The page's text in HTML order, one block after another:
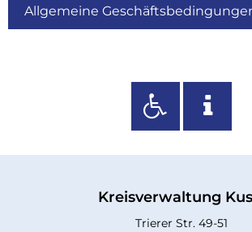
Allgemeine
Kreisverwaltung
Trierer Str. 49-51